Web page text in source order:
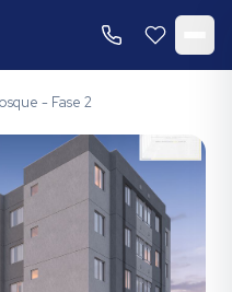
- Fase 2